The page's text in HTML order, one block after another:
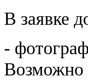
В заявке
-
Возможно